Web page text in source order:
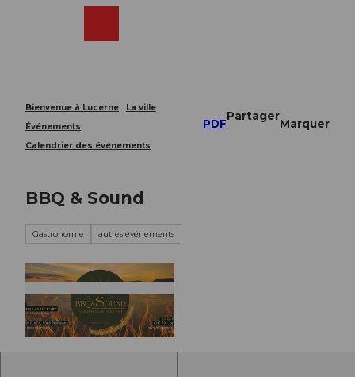
Bienvenue à Lucerne
La ville
Événements
Calendrier des événements
PDF
Partager
Marquer
BBQ & Sound
Gastronomie autres événements